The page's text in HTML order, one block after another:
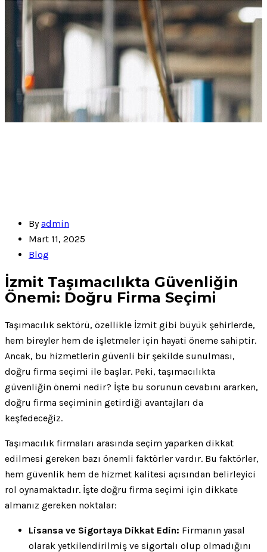
Byadmin
Mart 11, 2025
Blog
İzmit Taşımacılıkta Güvenliğin
Önemi: Doğru Firma Seçimi
Taşımacılık sektörü, özellikle İzmit gibi büyük şehirlerde,
hem bireyler hem de işletmeler için hayati öneme sahiptir.
Ancak, bu hizmetlerin güvenli bir şekilde sunulması,
doğru firma seçimi ile başlar. Peki, taşımacılıkta
güvenliğin önemi nedir? İşte bu sorunun cevabını ararken,
doğru firma seçiminin getirdiği avantajları da
keşfedeceğiz.
Taşımacılık firmaları arasında seçim yaparken dikkat
edilmesi gereken bazı önemli faktörler vardır. Bu faktörler,
hem güvenlik hem de hizmet kalitesi açısından belirleyici
rol oynamaktadır. İşte doğru firma seçimi için dikkate
almanız gereken noktalar:
Lisansa ve Sigortaya Dikkat Edin: Firmanın yasal
olarak yetkilendirilmiş ve sigortalı olup olmadığını